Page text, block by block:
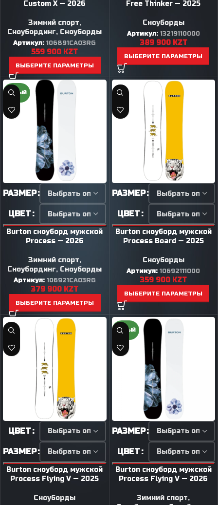
Custom X — 2026
Зимний спорт,
Сноубординг, Сноуборды
Артикул:106891CA03RG
559 900 KZT
ВЫБЕРИТЕ ПАРАМЕТРЫ
Free Thinker — 2025
Сноуборды
Артикул: 13219110000
389 900 KZT
ВЫБЕРИТЕ ПАРАМЕТРЫ
НОВЫЙ
РАЗМЕР
ЦВЕТ
Burton сноуборд мужской
Process — 2026
Зимний спорт,
Сноубординг, Сноуборды
Артикул: 106921CA03RG
379 900 KZT
ВЫБЕРИТЕ ПАРАМЕТРЫ
РАЗМЕР
ЦВЕТ
Burton сноуборд мужской
Process Board — 2025
Сноуборды
Артикул:10692111000
359 900 KZT
ВЫБЕРИТЕ ПАРАМЕТРЫ
ЦВЕТ
РАЗМЕР
Burton сноуборд мужской
Process Flying V — 2025
Сноуборды
НОВЫЙ
РАЗМЕР
ЦВЕТ
Burton сноуборд мужской
Process Flying V — 2026
Зимний спорт,